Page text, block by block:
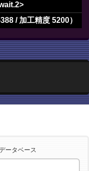
/ 加工精度 5200）
ータベース